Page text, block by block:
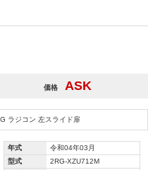
価格 ASK
ラジコン 左スライド扉
年式
令和04年03月
型式
2RG-XZU712M